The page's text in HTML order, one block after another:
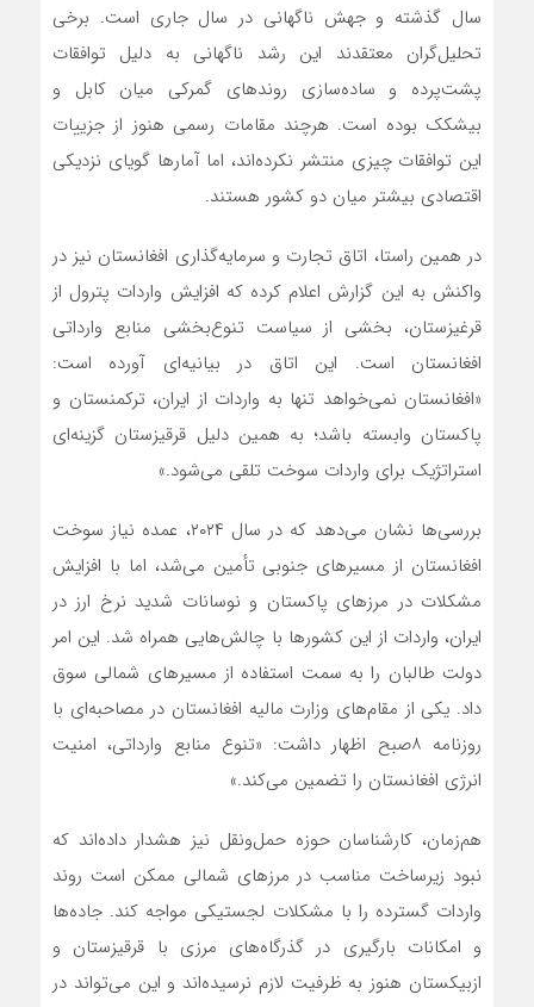
سال گذشته و جهش ناگهانی در سال جاری است. برخی
تحلیل‌گران معتقدند این رشد ناگهانی به دلیل توافقات
پشت‌پرده و ساده‌سازی روندهای گمرکی میان کابل و
بیشکک بوده است. هرچند مقامات رسمی هنوز از جزییات
این توافقات چیزی منتشر نکرده‌اند، اما آمارها گویای نزدیکی
اقتصادی بیشتر میان دو کشور هستند.
در همین راستا، اتاق تجارت و سرمایه‌گذاری افغانستان نیز در
واکنش به این گزارش اعلام کرده که افزایش واردات پترول از
قرغیزستان، بخشی از سیاست تنوع‌بخشی منابع وارداتی
افغانستان است. این اتاق در بیانیه‌ای آورده است:
«افغانستان نمی‌خواهد تنها به واردات از ایران، ترکمنستان و
پاکستان وابسته باشد؛ به همین دلیل قرقيزستان گزینه‌ای
استراتژیک برای واردات سوخت تلقی می‌شود.»
بررسی‌ها نشان می‌دهد که در سال ۲۰۲۴، عمده نیاز سوخت
افغانستان از مسیرهای جنوبی تأمین می‌شد، اما با افزایش
مشکلات در مرزهای پاکستان و نوسانات شدید نرخ ارز در
ایران، واردات از این کشورها با چالش‌هایی همراه شد. این امر
دولت طالبان را به سمت استفاده از مسیرهای شمالی سوق
داد. یکی از مقام‌های وزارت مالیه افغانستان در مصاحبه‌ای با
روزنامه ۸صبح اظهار داشت: «تنوع منابع وارداتی، امنیت
انرژی افغانستان را تضمین می‌کند.»
هم‌زمان، کارشناسان حوزه حمل‌ونقل نیز هشدار داده‌اند که
نبود زیرساخت مناسب در مرزهای شمالی ممکن است روند
واردات گسترده را با مشکلات لجستیکی مواجه کند. جاده‌ها
و امکانات بارگیری در گذرگاه‌های مرزی با قرقيزستان و
ازبیکستان هنوز به ظرفیت لازم نرسیده‌اند و این می‌تواند در